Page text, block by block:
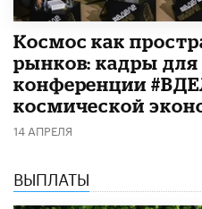
Космос как
рынков: кадры для
конференции
космической
14 АПРЕЛЯ
ВЫПЛАТЫ